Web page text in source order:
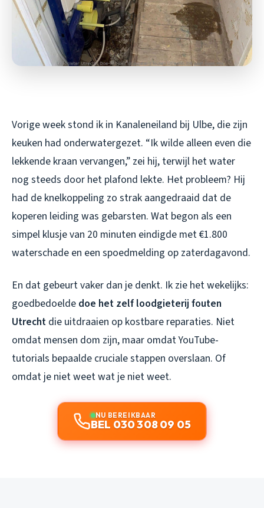
Vorige week stond ik in Kanaleneiland bij Ulbe, die zijn
keuken had onderwatergezet. “Ik wilde alleen even die
lekkende kraan vervangen,” zei hij, terwijl het water
nog steeds door het plafond lekte. Het probleem? Hij
had de knelkoppeling zo strak aangedraaid dat de
koperen leiding was gebarsten. Wat begon als een
simpel klusje van 20 minuten eindigde met €1.800
waterschade en een spoedmelding op zaterdagavond.
En dat gebeurt vaker dan je denkt. Ik zie het wekelijks:
goedbedoelde doe het zelf loodgieterij fouten
Utrecht die uitdraaien op kostbare reparaties. Niet
omdat mensen dom zijn, maar omdat YouTube-
tutorials bepaalde cruciale stappen overslaan. Of
omdat je niet weet wat je niet weet.
NU BEREIKBAAR
BEL 030 308 09 05